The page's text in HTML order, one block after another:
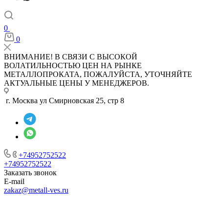
0
0
ВНИМАНИЕ! В СВЯЗИ С ВЫСОКОЙ
ВОЛАТИЛЬНОСТЬЮ ЦЕН НА РЫНКЕ
МЕТАЛЛОПРОКАТА, ПОЖАЛУЙСТА, УТОЧНЯЙТЕ
АКТУАЛЬНЫЕ ЦЕНЫ У МЕНЕДЖЕРОВ.
г. Москва ул Смирновская 25, стр 8
+74952752522
+74952752522
Заказать звонок
E-mail
zakaz@metall-ves.ru